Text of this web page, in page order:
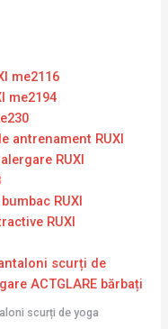
me2116
me2194
antrenament RUXI
RUXI
RUXI
RUXI
scurți de yoga